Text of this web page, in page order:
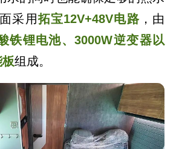
采用拓宝12V+48V电路，由
铁锂电池、3000W逆变器以
组成。